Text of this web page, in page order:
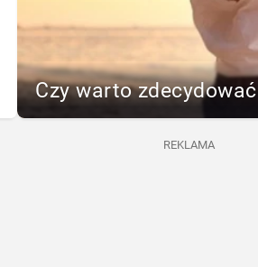
Czy warto
REKLAMA